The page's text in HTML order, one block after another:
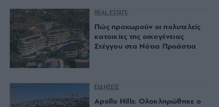
REAL ESTATE
Πώς προχωρούν οι πολυτελείς
κατοικίες της οικογένειας
Στέγγου στα Νότια Προάστια
ΕΙΔΗΣΕΙΣ
Apollo Hills: Ολοκληρώθηκε ο